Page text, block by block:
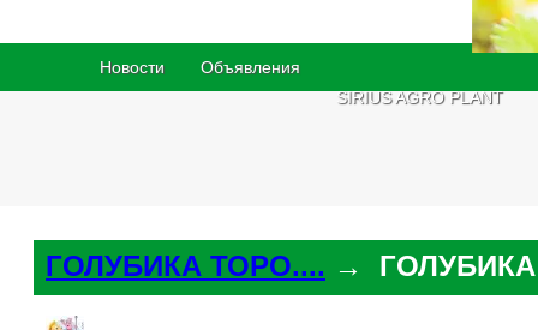
Новости
Объявления
SIRIUS AGRO PLANT
ГОЛУБИКА ТОРО.... →